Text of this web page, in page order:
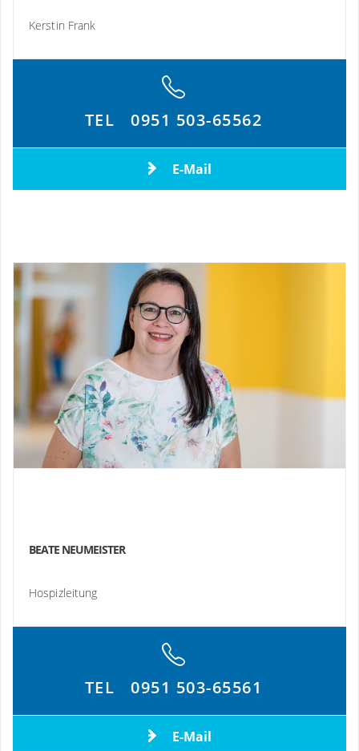
Kerstin Frank
TEL 0951 503-65562
E-Mail
BEATE NEUMEISTER
Hospizleitung
TEL 0951 503-65561
E-Mail